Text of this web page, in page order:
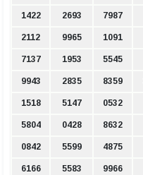
1422 2693 7987
2112 9965 1091
7137 1953 5545
9943 2835 8359
1518 5147 0532
5804 0428 8632
0842 5599 4875
6166 5583 9966